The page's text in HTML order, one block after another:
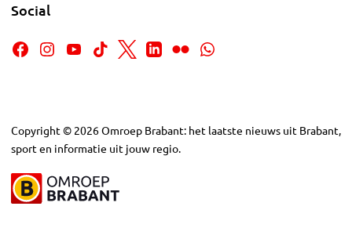
Social
Copyright © 2026Omroep Brabant: het laatste nieuws uit Brabant,
sport en informatie uit jouw regio.